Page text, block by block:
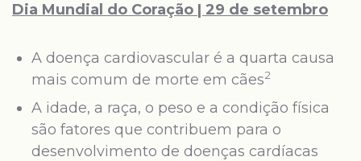
Dia Mundial do Coração | 29 de setembro
A doença cardiovascular é a quarta causa
mais comum de morte em cães2
A idade, a raça, o peso e a condição física
são fatores que contribuem para o
desenvolvimento de doenças cardíacas